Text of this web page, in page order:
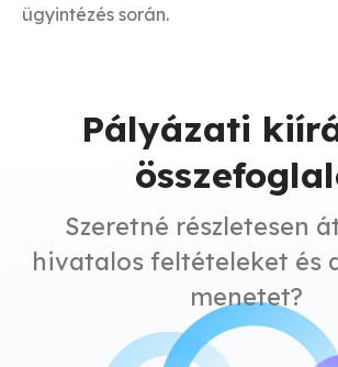
ügyintézés során.
Pályázati
Szeretné részletesen
hivatalos feltételeket és
menetet?